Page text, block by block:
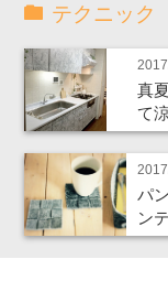
テクニック
真
て
パ
ン